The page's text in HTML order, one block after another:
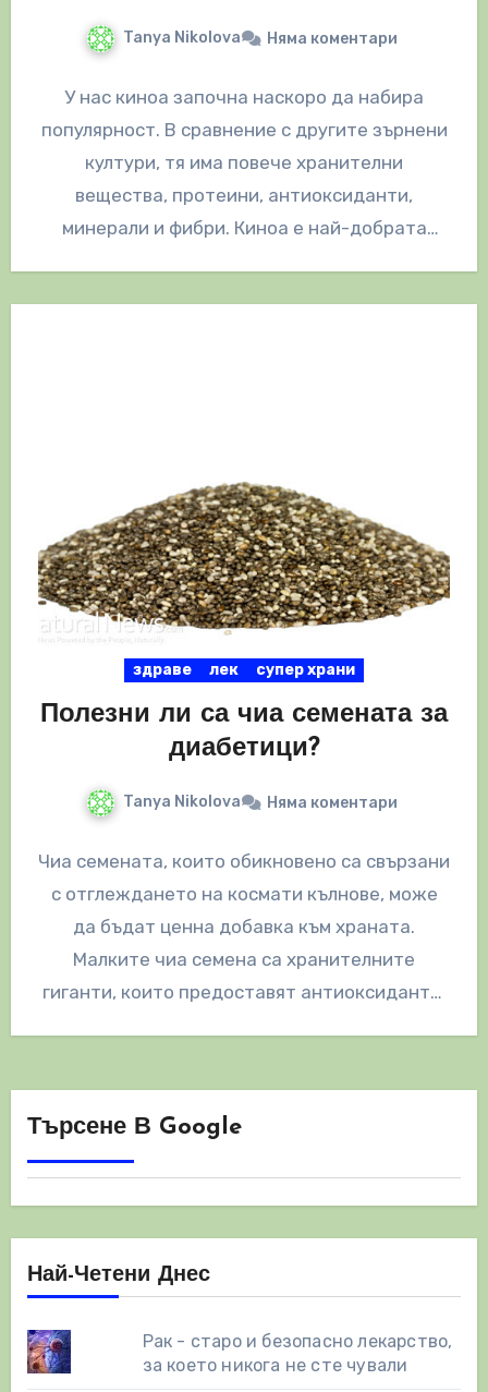
Tanya Nikolova Няма коментари
У нас киноа започна наскоро да набира
популярност. В сравнение с другите зърнени
култури, тя има повече хранителни
вещества, протеини, антиоксиданти,
минерали и фибри. Киноа е най-добрата
здраве лек супер храни
Полезни ли са чиа семената за
диабетици?
Tanya Nikolova Няма коментари
Чиа семената, които обикновено са свързани
с отглеждането на космати кълнове, може
да бъдат ценна добавка към храната.
Малките чиа семена са хранителните
гиганти, които предоставят антиоксиданти,
Търсене В Google
Най-Четени Днес
Рак - старо и безопасно лекарство,
за което никога не сте чували